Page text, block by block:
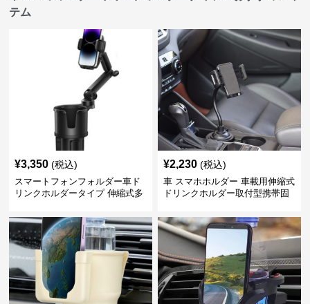
テム
¥3,350 (税込)
スマートフォンフォルダー車ド
リンクホルダータイプ 伸縮式多
¥2,230 (税込)
車 スマホホルダー 車載用伸縮式
ドリンクホルダー取付型携帯固